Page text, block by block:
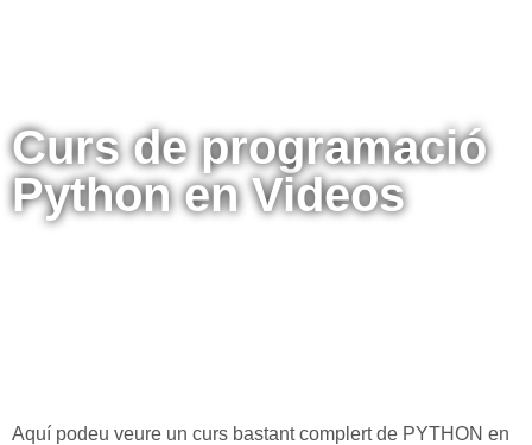
Curs de programació
Python en Videos
Aquí podeu veure un curs bastant complert de PYTHON en